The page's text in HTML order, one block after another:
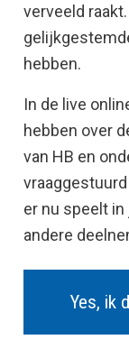
verveeld
hebben.
In de live
hebben over
van HB en
er nu speelt
andere
Yes, ik